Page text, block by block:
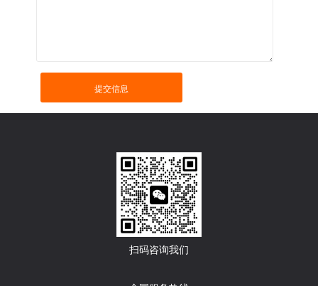
提交信息
扫码咨询我们